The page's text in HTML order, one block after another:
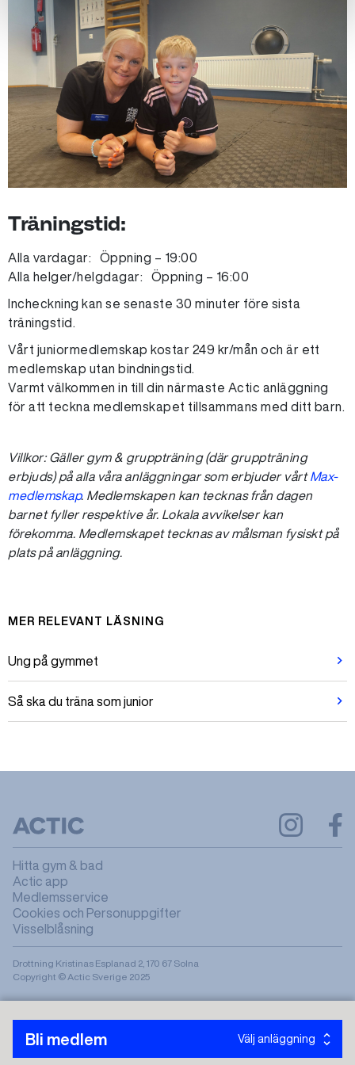
Bli medlem Välj anläggning
Träningstid:
Alla vardagar: Öppning – 19:00
Alla helger/helgdagar: Öppning – 16:00
Incheckning kan se senaste 30 minuter före sista
träningstid.
Vårt juniormedlemskap kostar 249 kr/mån och är ett
medlemskap utan bindningstid.
Varmt välkommen in till din närmaste Actic anläggning
för att teckna medlemskapet tillsammans med ditt barn.
Villkor: Gäller gym & gruppträning (där gruppträning
erbjuds) på alla våra anläggningar som erbjuder vårtMax-
medlemskap. Medlemskapen kan tecknas från dagen
barnet fyller respektive år. L okala avvikelser kan
förekomma. Medlemskapet tecknas av målsman fysiskt på
plats på anläggning.
MER RELEVANT LÄSNING
Ung på gymmet
Så ska du träna som junior
Hitta gym & bad
Actic app
Medlemsservice
Cookies och Personuppgifter
Visselblåsning
Drottning Kristinas Esplanad 2, 170 67 Solna
Copyright © Actic Sverige 2025